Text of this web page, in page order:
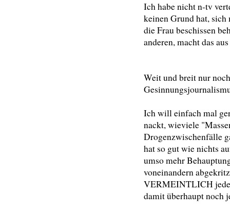
Ich habe nicht n-tv
keinen Grund hat,
die Frau beschissen
anderen, macht das
Weit und breit nur
Ich will einfach mal
nackt, wieviele
Drogenzwischenfälle
hat so gut wie nichts
umso mehr
voneinandern
VERMEINTLICH
damit überhaupt noch